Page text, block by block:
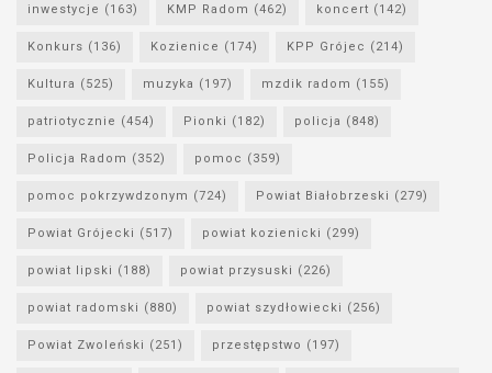
inwestycje (163) KMP Radom (462) koncert (142)
Konkurs (136) Kozienice (174) KPP Grójec (214)
Kultura (525) muzyka (197) mzdik radom (155)
patriotycznie (454) Pionki (182) policja (848)
Policja Radom (352) pomoc (359)
pomoc pokrzywdzonym (724) Powiat Białobrzeski (279)
Powiat Grójecki (517) powiat kozienicki (299)
powiat lipski (188) powiat przysuski (226)
powiat radomski (880) powiat szydłowiecki (256)
Powiat Zwoleński (251) przestępstwo (197)